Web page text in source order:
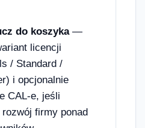
do koszyka—
licencji
/ Standard /
i opcjonalnie
CAL-e, jeśli
rozwój firmy ponad